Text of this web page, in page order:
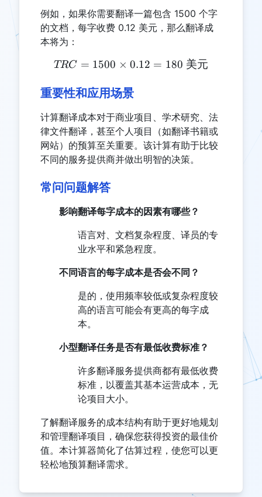
例如，如果你需要翻译一篇包含 1500 个字
的文档，每字收费 0.12 美元，那么翻译成
本将为：
TRC = 1500 \times 0.12
TRC = 1500 × 0.12 = 180 美元
重要性和应用场景
计算翻译成本对于商业项目、学术研究、法
律文件翻译，甚至个人项目（如翻译书籍或
网站）的预算至关重要。该计算有助于比较
不同的服务提供商并做出明智的决策。
常问问题解答
影响翻译每字成本的因素有哪些？
语言对、文档复杂程度、译员的专
业水平和紧急程度。
不同语言的每字成本是否会不同？
是的，使用频率较低或复杂程度较
高的语言可能会有更高的每字成
本。
小型翻译任务是否有最低收费标准？
许多翻译服务提供商都有最低收费
标准，以覆盖其基本运营成本，无
论项目大小。
了解翻译服务的成本结构有助于更好地规划
和管理翻译项目，确保您获得投资的最佳价
值。本计算器简化了估算过程，使您可以更
轻松地预算翻译需求。